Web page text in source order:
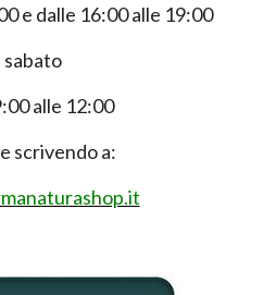
e dalle 16:00 alle 19:00
sabato
alle 12:00
scrivendo a: